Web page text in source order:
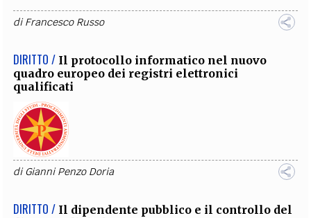
diFrancesco Russo
DIRITTO / Il protocollo informatico nel nuovo
quadro europeo dei registri elettronici
qualificati
diGianni Penzo Doria
DIRITTO / Il dipendente pubblico e il controllo del